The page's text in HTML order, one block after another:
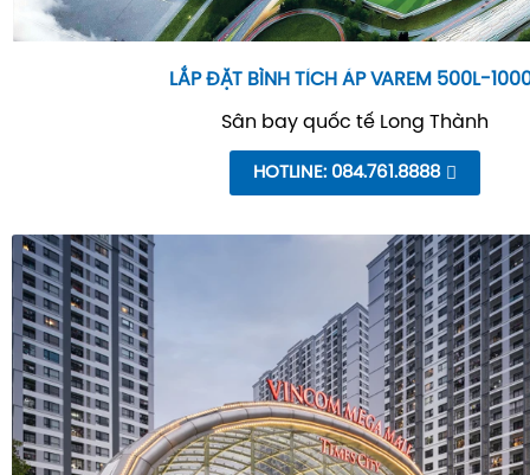
LẮP ĐẶT BÌNH TÍCH ÁP VAREM 500L-
Sân bay quốc tế Long Thành
HOTLINE: 084.761.8888